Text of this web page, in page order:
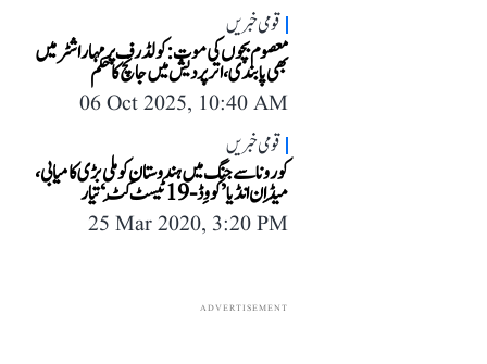
قومی خبریں
معصوم بچوں کی موت: کولڈرف پر مہاراشٹر میں
بھی پابندی، اتر پردیش میں جانچ کا حکم
06 Oct 2025, 10:40 AM
قومی خبریں
کورونا سے جنگ میں ہندوستان کو ملی بڑی کامیابی،
میڈ اِن انڈیا ’کووِڈ-19 ٹیسٹ کِٹ‘ تیار
25 Mar 2020, 3:20 PM
ADVERTISEMENT